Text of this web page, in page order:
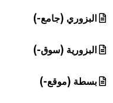
البزوري (جامع-)
البزورية (سوق-)
بسطة (موقع-)